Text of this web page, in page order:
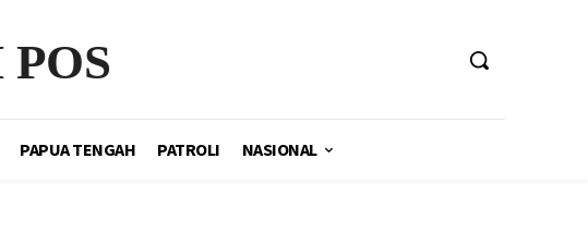
PAPUA TENGAH PATROLI NASIONAL